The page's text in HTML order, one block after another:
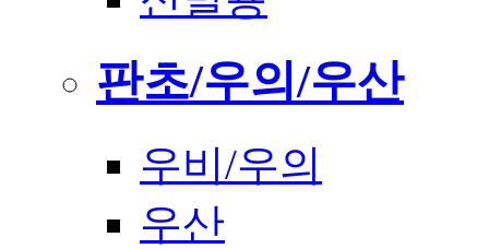
판초/우의/우산
우비/우의
우산